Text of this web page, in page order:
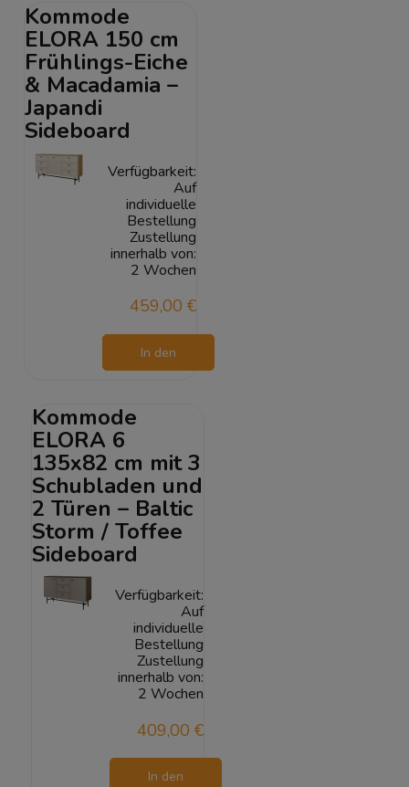
Kommode
ELORA 150 cm
Frühlings-Eiche
& Macadamia –
Japandi
Sideboard
Verfügbarkeit:
Auf
individuelle
Bestellung
Zustellung
innerhalb von:
2 Wochen
459,00 €
In den
Kommode
ELORA 6
135x82 cm mit 3
Schubladen und
2 Türen – Baltic
Storm / Toffee
Sideboard
Verfügbarkeit:
Auf
individuelle
Bestellung
Zustellung
innerhalb von:
2 Wochen
409,00 €
In den